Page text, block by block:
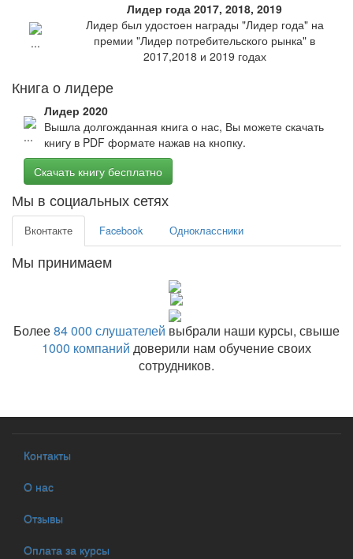
Лидер года 2017, 2018, 2019
Лидер был удостоен награды "Лидер года" на
премии "Лидер потребительского рынка" в
2017,2018 и 2019 годах
Книга о лидере
Лидер 2020
Вышла долгожданная книга о нас, Вы можете скачать
книгу в PDF формате нажав на кнопку.
Скачать книгу бесплатно
Мы в социальных сетях
Вконтакте Facebook Одноклассники
Мы принимаем
Более84 000 слушателей выбрали наши курсы, свыше
1000 компаний доверили нам обучение своих
сотрудников.
Контакты
О нас
Отзывы
Оплата за курсы